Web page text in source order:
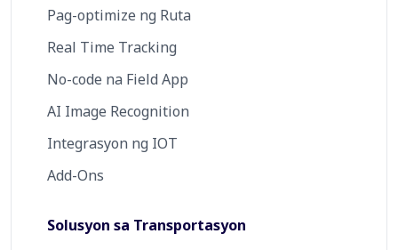
Pag-optimize ng Ruta
Real Time Tracking
No-code na Field App
AI Image Recognition
Integrasyon ng IOT
Add-Ons
Solusyon sa Transportasyon